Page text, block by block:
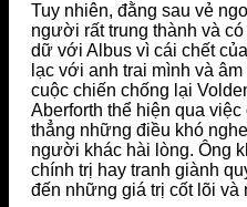
Tuy nhiên, đằng sau vẻ
người rất trung thành và
dữ với Albus vì cái chết
lạc với anh trai mình và
cuộc chiến chống lại
Aberforth thể hiện qua
thẳng những điều khó
người khác hài lòng. Ông
chính trị hay tranh giành
đến những giá trị cốt lõi